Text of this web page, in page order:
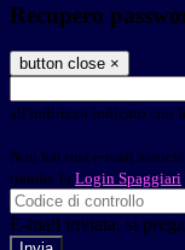
Recupero
button close ×
all'indirizzo indicato con
Non hai una e-mail
tramite la Login Spaggiari
E-mail inviata, si